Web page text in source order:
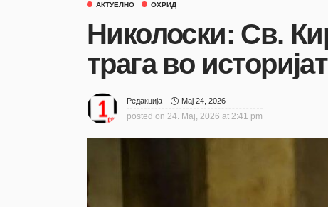
АКТУЕЛНО ОХРИД
Николоски: Св.
трага во
Редакција Мај 24, 2026
posted on 24. Мај, 2026 at 2:41 pm